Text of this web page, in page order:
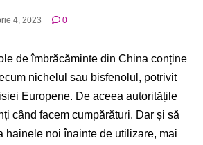
4, 2023 0
de îmbrăcăminte din China conține
nichelul sau bisfenolul, potrivit
Europene. De aceea autoritățile
când facem cumpărături. Dar și să
hainele noi înainte de utilizare, mai